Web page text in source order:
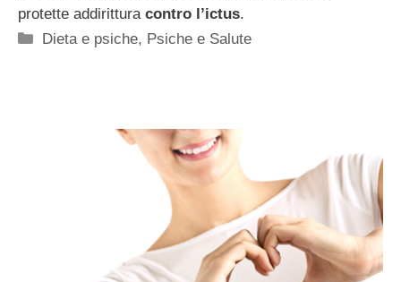
protette addirittura contro l’ictus.
Categorie
Dieta e psiche, Psiche e Salute